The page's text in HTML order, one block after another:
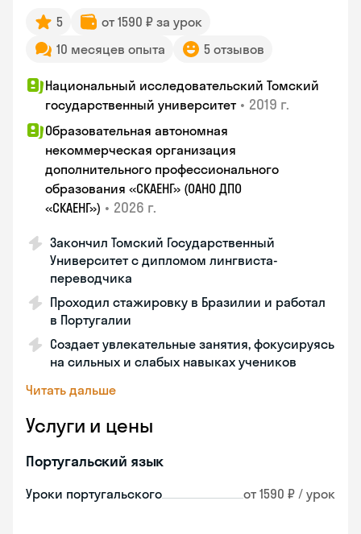
5
от 1590 ₽ за урок
10 месяцев опыта
5 отзывов
Национальный исследовательский Томский
государственный университет • 2019 г.
Образовательная автономная
некоммерческая организация
дополнительного профессионального
образования «СКАЕНГ» (ОАНО ДПО
«СКАЕНГ») • 2026 г.
Закончил Томский Государственный
Университет с дипломом лингвиста-
переводчика
Проходил стажировку в Бразилии и работал
в Португалии
Создает увлекательные занятия, фокусируясь
на сильных и слабых навыках учеников
Читать дальше
Услуги и цены
Португальский язык
Уроки португальского от 1590 ₽ / урок